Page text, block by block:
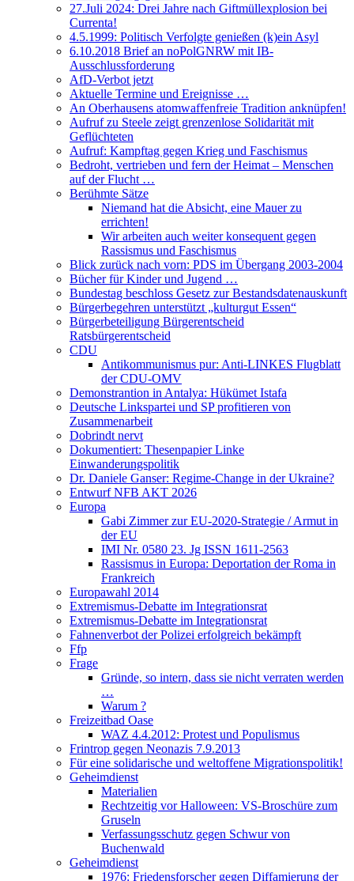
27.Juli 2024: Drei Jahre nach Giftmüllexplosion bei
Currenta!
4.5.1999: Politisch Verfolgte genießen (k)ein Asyl
6.10.2018 Brief an noPolGNRW mit IB-
Ausschlussforderung
AfD-Verbot jetzt
Aktuelle Termine und Ereignisse …
An Oberhausens atomwaffenfreie Tradition anknüpfen!
Aufruf zu Steele zeigt grenzenlose Solidarität mit
Geflüchteten
Aufruf: Kampftag gegen Krieg und Faschismus
Bedroht, vertrieben und fern der Heimat – Menschen
auf der Flucht …
Berühmte Sätze
Niemand hat die Absicht, eine Mauer zu
errichten!
Wir arbeiten auch weiter konsequent gegen
Rassismus und Faschismus
Blick zurück nach vorn: PDS im Übergang 2003-2004
Bücher für Kinder und Jugend …
Bundestag beschloss Gesetz zur Bestandsdatenauskunft
Bürgerbegehren unterstützt „kulturgut Essen“
Bürgerbeteiligung Bürgerentscheid
Ratsbürgerentscheid
CDU
Antikommunismus pur: Anti-LINKES Flugblatt
der CDU-OMV
Demonstrantion in Antalya: Hükümet Istafa
Deutsche Linkspartei und SP profitieren von
Zusammenarbeit
Dobrindt nervt
Dokumentiert: Thesenpapier Linke
Einwanderungspolitik
Dr. Daniele Ganser: Regime-Change in der Ukraine?
Entwurf NFB AKT 2026
Europa
Gabi Zimmer zur EU-2020-Strategie / Armut in
der EU
IMI Nr. 0580 23. Jg ISSN 1611-2563
Rassismus in Europa: Deportation der Roma in
Frankreich
Europawahl 2014
Extremismus-Debatte im Integrationsrat
Extremismus-Debatte im Integrationsrat
Fahnenverbot der Polizei erfolgreich bekämpft
Ffp
Frage
Gründe, so intern, dass sie nicht verraten werden
…
Warum ?
Freizeitbad Oase
WAZ 4.4.2012: Protest und Populismus
Frintrop gegen Neonazis 7.9.2013
Für eine solidarische und weltoffene Migrationspolitik!
Geheimdienst
Materialien
Rechtzeitig vor Halloween: VS-Broschüre zum
Gruseln
Verfassungsschutz gegen Schwur von
Buchenwald
Geheimdienst
1976: Friedensforscher gegen Diffamierung der